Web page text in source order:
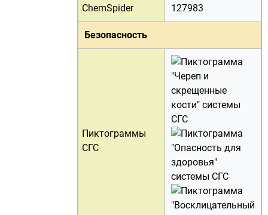
ChemSpider 127983
Безопасность
Пиктограммы
СГС